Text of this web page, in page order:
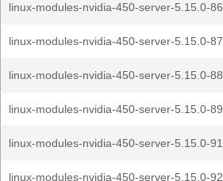
linux-modules-nvidia-450-server-5.15.0-
linux-modules-nvidia-450-server-5.15.0-
linux-modules-nvidia-450-server-5.15.0-
linux-modules-nvidia-450-server-5.15.0-
linux-modules-nvidia-450-server-5.15.0-
linux-modules-nvidia-450-server-5.15.0-